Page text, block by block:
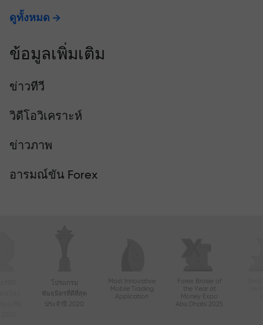
ดูทั้งหมด
ข้อมูลเพิ่มเติม
ข่าวทีวี
วิดีโอวิเคราะห์
ข่าวภาพ
อารมณ์ขัน Forex
โปรแกรม
พันธมิตรที่ดีที่สุด
ประจำปี 2020
Most Innovative
Mobile Trading
Application
Forex Broker of
the Year at
Money Expo
Abu Dhabi 2025